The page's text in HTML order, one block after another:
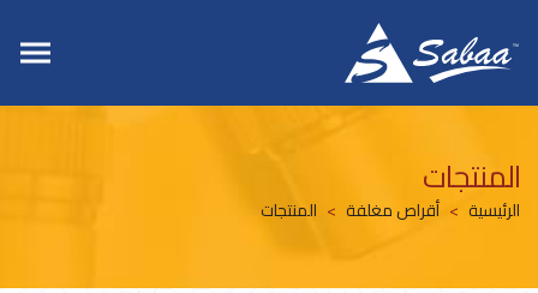
المنتجات
الرئيسية أقراص مغلفة المنتجات